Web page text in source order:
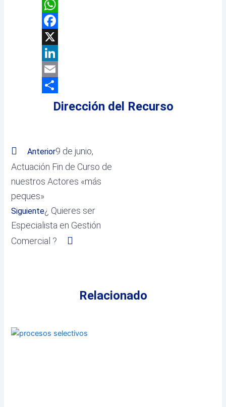
WhatsApp
Facebook
X
LinkedIn
Email
Compartir
Dirección del Recurso
Anterior9 de junio,
Actuación Fin de Curso de
nuestros Actores «más
peques»
Siguiente¿ Quieres ser
Especialista en Gestión
Comercial ?
Relacionado